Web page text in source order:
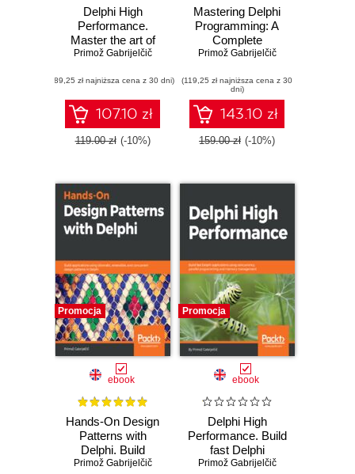
Delphi High
Performance.
Master the art of
concurrency,
programming, and
memory
management to
build fast Delphi
apps - Second
Primož Gabrijelčič
(89,25 zł najniższa cena z 30 dni)
107.10 zł
119.00 zł (-10%)
Mastering Delphi
Programming: A
Complete
Reference Guide.
building fast,
scalable, and high
performing
applications with
Delphi
Primož Gabrijelčič
(119,25 zł najniższa cena z 30
dni)
143.10 zł
159.00 zł (-10%)
Promocja
ebook
Hands-On Design
Patterns with
Delphi. Build
applications using
Primož Gabrijelčič
Promocja
ebook
Delphi High
Performance. Build
fast Delphi
applications using
Primož Gabrijelčič